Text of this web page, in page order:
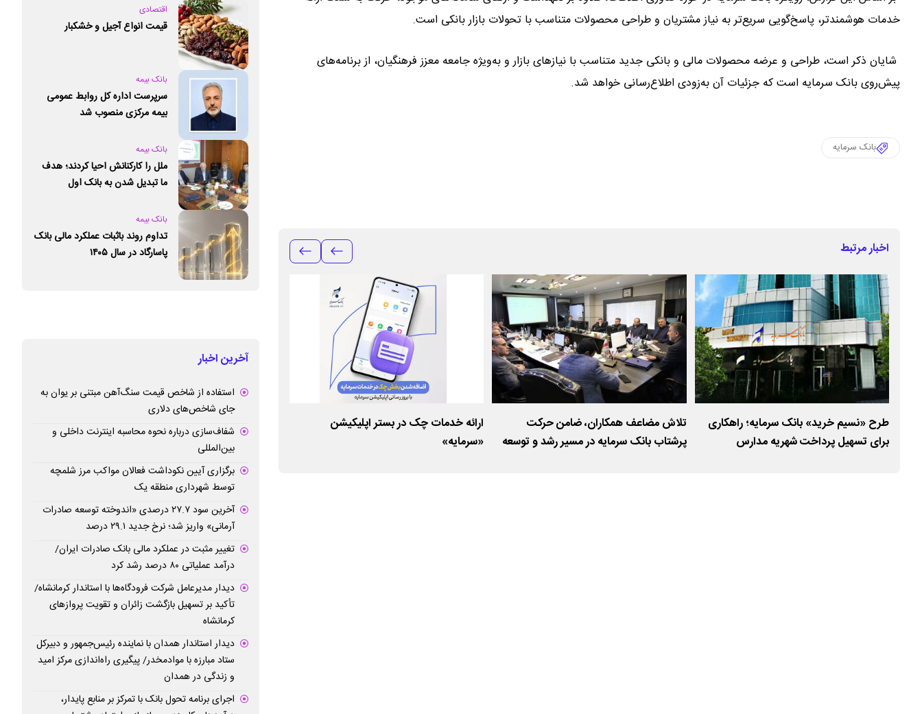
خدمات هوشمندتر، پاسخ‌گویی سریع‌تر به نیاز مشتریان و طراحی محصولات متناسب با تحولات بازار بانکی است.
شایان ذکر است، طراحی و عرضه محصولات مالی و بانکی جدید متناسب با نیازهای بازار و به‌ویژه جامعه معزز فرهنگیان، از برنامه‌های
پیش‌روی بانک سرمایه است که جزئیات آن به‌زودی اطلاع‌رسانی خواهد شد.
بانک سرمایه
اخبار مرتبط
طرح «نسیم خرید» بانک سرمایه؛ راهکاری
برای تسهیل پرداخت شهریه مدارس
تلاش مضاعف همکاران، ضامن حرکت
پرشتاب بانک سرمایه در مسیر رشد و توسعه
ارائه خدمات چک در بستر اپلیکیشن
«سرمایه»
مناطق و شعب برتر بانک سرمایه مورد تقدیر
نقطه اهرمی
توانمندسازی
اقتصادی
قیمت انواع آجیل و خشکبار
بانک بیمه
سرپرست اداره کل روابط عمومی
بیمه مرکزی منصوب شد
بانک بیمه
ملل را کارکنانش احیا کردند؛ هدف
ما تبدیل شدن به بانک اول
بانک بیمه
تداوم روند باثبات عملکرد مالی بانک
پاسارگاد در سال ۱۴۰۵
آخرین اخبار
استفاده از شاخص قیمت سنگ‌آهن مبتنی بر یوان به
جای شاخص‌های دلاری
شفاف‌سازی درباره نحوه محاسبه اینترنت داخلی و
بین‌المللی
برگزاری آیین نکوداشت فعالان مواکب مرز شلمچه
توسط شهرداری منطقه یک
آخرین سود ۲۷.۷ درصدی «اندوخته توسعه صادرات
آرمانی» واریز شد؛ نرخ جدید ۲۹.۱ درصد
تغییر مثبت در عملکرد مالی بانک صادرات ایران/
درآمد عملیاتی ۸۰ درصد رشد کرد
دیدار مدیرعامل شرکت فرودگاه‌ها با استاندار کرمانشاه/
تأکید بر تسهیل بازگشت زائران و تقویت پروازهای
کرمانشاه
دیدار استاندار همدان با نماینده رئیس‌جمهور و دبیرکل
ستاد مبارزه با موادمخدر/ پیگیری راه‌اندازی مرکز امید
و زندگی در همدان
اجرای برنامه تحول بانک با تمرکز بر منابع پایدار،